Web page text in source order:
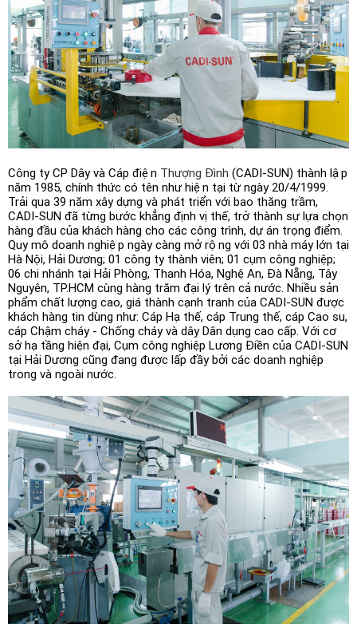
Công ty *
Chức vụ *
Lĩnh vực hoạt động *
Lời giới thiệu ngắn
ĐĂNG KÝ HỘI VIÊN
Các ô có dấu * cần điền đầy đủ thông tin
Tải hồ sơ đăng ký Hội viên tại đây
Công ty CP Dây và Cáp điện Thượng Đình (CADI-SUN) thành lập
năm 1985, chính thức có tên như hiện tại từ ngày 20/4/1999.
Trải qua 39 năm xây dựng và phát triển với bao thăng trầm,
CADI-SUN đã từng bước khẳng định vị thế, trở thành sự lựa chọn
hàng đầu của khách hàng cho các công trình, dự án trọng điểm.
Quy mô doanh nghiệp ngày càng mở rộng với 03 nhà máy lớn tại
Hà Nội, Hải Dương; 01 công ty thành viên; 01 cụm công nghiệp;
06 chi nhánh tại Hải Phòng, Thanh Hóa, Nghệ An, Đà Nẵng, Tây
Nguyên, TP.HCM cùng hàng trăm đại lý trên cả nước. Nhiều sản
phẩm chất lượng cao, giá thành cạnh tranh của CADI-SUN được
khách hàng tin dùng như: Cáp Hạ thế, cáp Trung thế, cáp Cao su,
cáp Chậm cháy - Chống cháy và dây Dân dụng cao cấp. Với cơ
sở hạ tầng hiện đại, Cụm công nghiệp Lương Điền của CADI-SUN
tại Hải Dương cũng đang được lấp đầy bởi các doanh nghiệp
trong và ngoài nước.